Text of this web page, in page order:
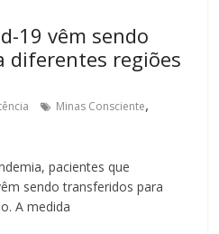
19 vêm sendo
diferentes regiões
Minas Consciente,
pacientes que
sendo transferidos para
A medida